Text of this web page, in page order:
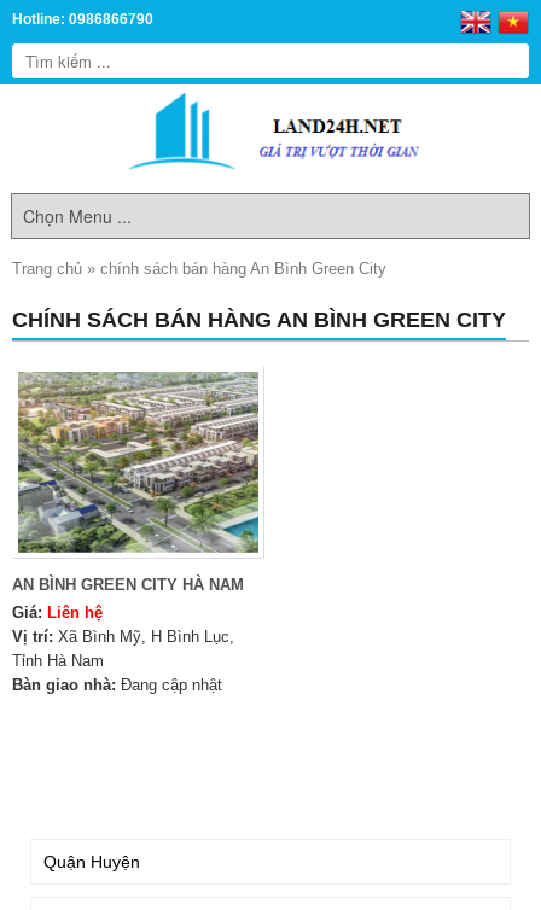
Hotline: 0986866790
Trang chủ » chính sách bán hàng An Bình Green City
CHÍNH SÁCH BÁN HÀNG AN BÌNH GREEN CITY
AN BÌNH GREEN CITY HÀ NAM
Giá: Liên hệ
Vị trí: Xã Bình Mỹ, H Bình Lục,
Tỉnh Hà Nam
Bàn giao nhà: Đang cập nhật